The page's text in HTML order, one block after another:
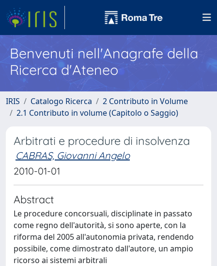
Benvenuti nell'Anagrafe della
Ricerca d'Ateneo
IRIS Catalogo Ricerca
2 Contributo in Volume
2.1 Contributo in volume (Capitolo o Saggio)
Arbitrati e procedure di insolvenza
CABRAS, Giovanni Angelo
2010-01-01
Abstract
Le procedure concorsuali, disciplinate in passato
come regno dell'autorità, si sono aperte, con la
riforma del 2005 all'autonomia privata, rendendo
possibile, come dimostrato dall'autore, un ampio
ricorso ai sistemi arbitrali